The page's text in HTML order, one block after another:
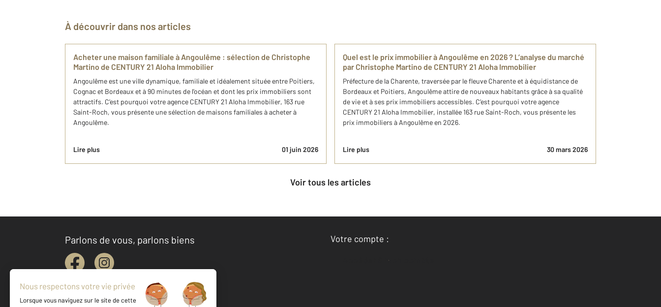
À découvrir dans nos articles
Acheter une maison familiale à Angoulême : sélection de Christophe
Martino de CENTURY 21 Aloha Immobilier
Angoulême est une ville dynamique, familiale et idéalement située entre Poitiers,
Cognac et Bordeaux et à 90 minutes de l’océan et dont les prix immobiliers sont
attractifs. C’est pourquoi votre agence CENTURY 21 Aloha Immobilier, 163 rue
Saint-Roch, vous présente une sélection de maisons familiales à acheter à
Angoulême.
Lire plus 01 juin 2026
Quel est le prix immobilier à Angoulême en 2026 ? L’analyse du marché
par Christophe Martino de CENTURY 21 Aloha Immobilier
Préfecture de la Charente, traversée par le fleuve Charente et à équidistance de
Bordeaux et Poitiers, Angoulême attire de nouveaux habitants grâce à sa qualité
de vie et à ses prix immobiliers accessibles. C’est pourquoi votre agence
CENTURY 21 Aloha Immobilier, installée 163 rue Saint-Roch, vous présente les
prix immobiliers à Angoulême en 2026.
Lire plus 30 mars 2026
Voir tous les articles
Parlons de vous, parlons biens
Votre compte :
Accéder à mon compte